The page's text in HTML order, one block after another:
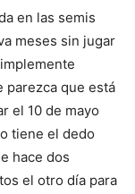
en las semis
meses sin jugar
parezca que está
el 10 de mayo
tiene el dedo
hace dos
el otro día para